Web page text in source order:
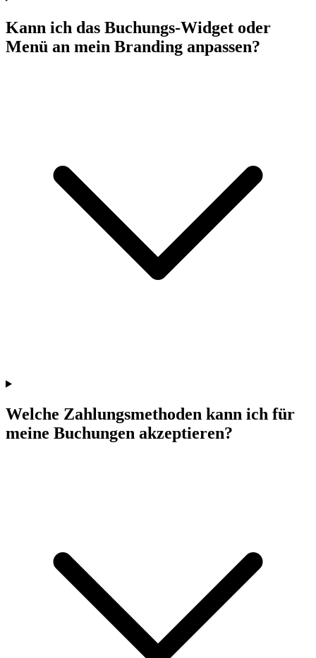
Kann ich das Buchungs-Widget oder
Menü an mein Branding anpassen?
Welche Zahlungsmethoden kann ich für
meine Buchungen akzeptieren?